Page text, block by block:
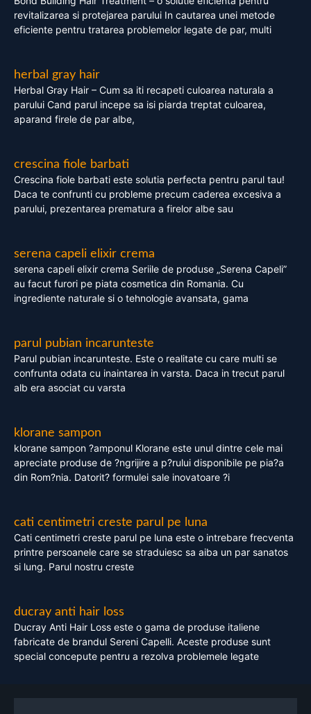
revitalizarea si protejarea parului In cautarea unei metode
eficiente pentru tratarea problemelor legate de par, multi
herbal gray hair
Herbal Gray Hair – Cum sa iti recapeti culoarea naturala a
parului Cand parul incepe sa isi piarda treptat culoarea,
aparand firele de par albe,
crescina fiole barbati
Crescina fiole barbati este solutia perfecta pentru parul tau!
Daca te confrunti cu probleme precum caderea excesiva a
parului, prezentarea prematura a firelor albe sau
serena capeli elixir crema
serena capeli elixir crema Seriile de produse „Serena Capeli”
au facut furori pe piata cosmetica din Romania. Cu
ingrediente naturale si o tehnologie avansata, gama
parul pubian incarunteste
Parul pubian incarunteste. Este o realitate cu care multi se
confrunta odata cu inaintarea in varsta. Daca in trecut parul
alb era asociat cu varsta
klorane sampon
klorane sampon ?amponul Klorane este unul dintre cele mai
apreciate produse de ?ngrijire a p?rului disponibile pe pia?a
din Rom?nia. Datorit? formulei sale inovatoare ?i
cati centimetri creste parul pe luna
Cati centimetri creste parul pe luna este o intrebare frecventa
printre persoanele care se straduiesc sa aiba un par sanatos
si lung. Parul nostru creste
ducray anti hair loss
Ducray Anti Hair Loss este o gama de produse italiene
fabricate de brandul Sereni Capelli. Aceste produse sunt
special concepute pentru a rezolva problemele legate